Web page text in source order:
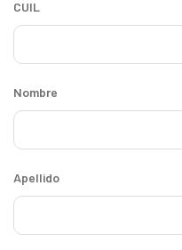
CUIL
Nombre
Apellido